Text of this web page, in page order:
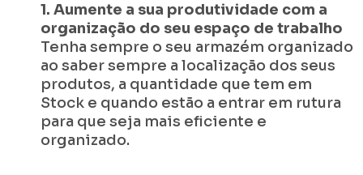
1. Aumente a sua produtividade com a
organização do seu espaço de trabalho
Tenha sempre o seu armazém organizado
ao saber sempre a localização dos seus
produtos, a quantidade que tem em
Stock e quando estão a entrar em rutura
para que seja mais eficiente e
organizado.